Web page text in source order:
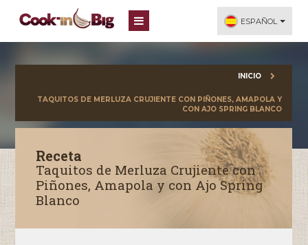
ESPAÑOL
INICIO
TAQUITOS DE MERLUZA CRUJIENTE CON PIÑONES, AMAPOLA Y
CON AJO SPRING BLANCO
Receta
Taquitos de Merluza Crujiente con
Piñones, Amapola y con Ajo Spring
Blanco